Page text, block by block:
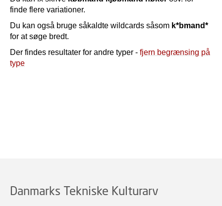
finde flere variationer.
Du kan også bruge såkaldte wildcards såsom k*bmand*
for at søge bredt.
Der findes resultater for andre typer - fjern begrænsing på
type
Danmarks Tekniske Kulturarv